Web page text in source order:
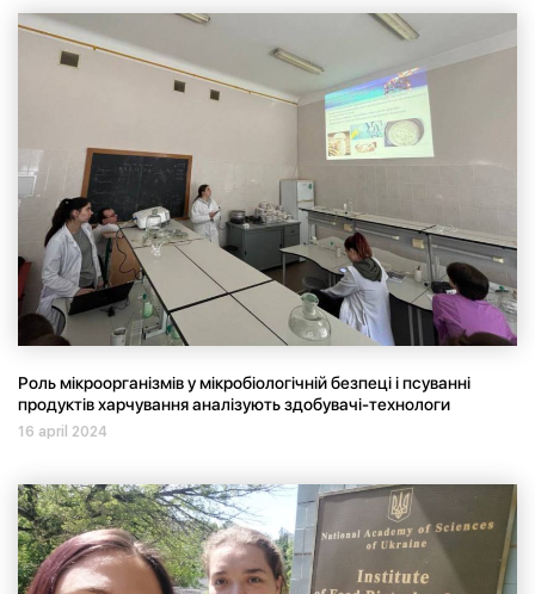
Роль мікроорганізмів у мікробіологічній безпеці і псуванні
продуктів харчування аналізують здобувачі-технологи
16 april 2024